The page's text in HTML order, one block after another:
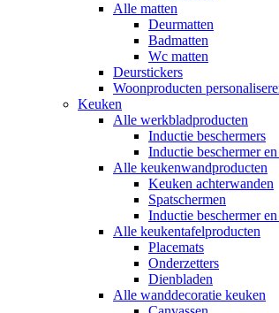
Alle matten
Deurmatten
Badmatten
Wc matten
Deurstickers
Woonproducten
Keuken
Alle werkbladproducten
Inductie beschermers
Inductie beschermer
Alle keukenwandproducten
Keuken achterwanden
Spatschermen
Inductie beschermer
Alle keukentafelproducten
Placemats
Onderzetters
Dienbladen
Alle wanddecoratie keuken